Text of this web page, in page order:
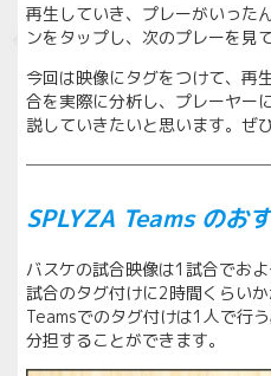
再生していき、プレーがいった
ンをタップし、次のプレーを見
今回は映像にタグをつけて、再
合を実際に分析し、プレーヤー
説していきたいと思います。ぜ
SPLYZA Teams のお
バスケの試合映像は1試合でお
試合のタグ付けに2時間くらい
Teamsでのタグ付けは1人で行
分担することができます。